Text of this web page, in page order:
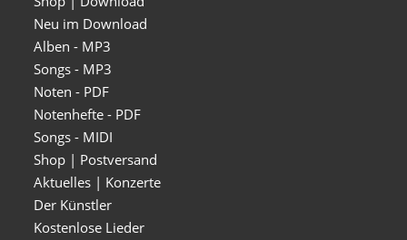
Neu im Download
Alben - MP3
Songs - MP3
Noten - PDF
Notenhefte - PDF
Songs - MIDI
Shop | Postversand
Aktuelles | Konzerte
Der Künstler
Kostenlose Lieder